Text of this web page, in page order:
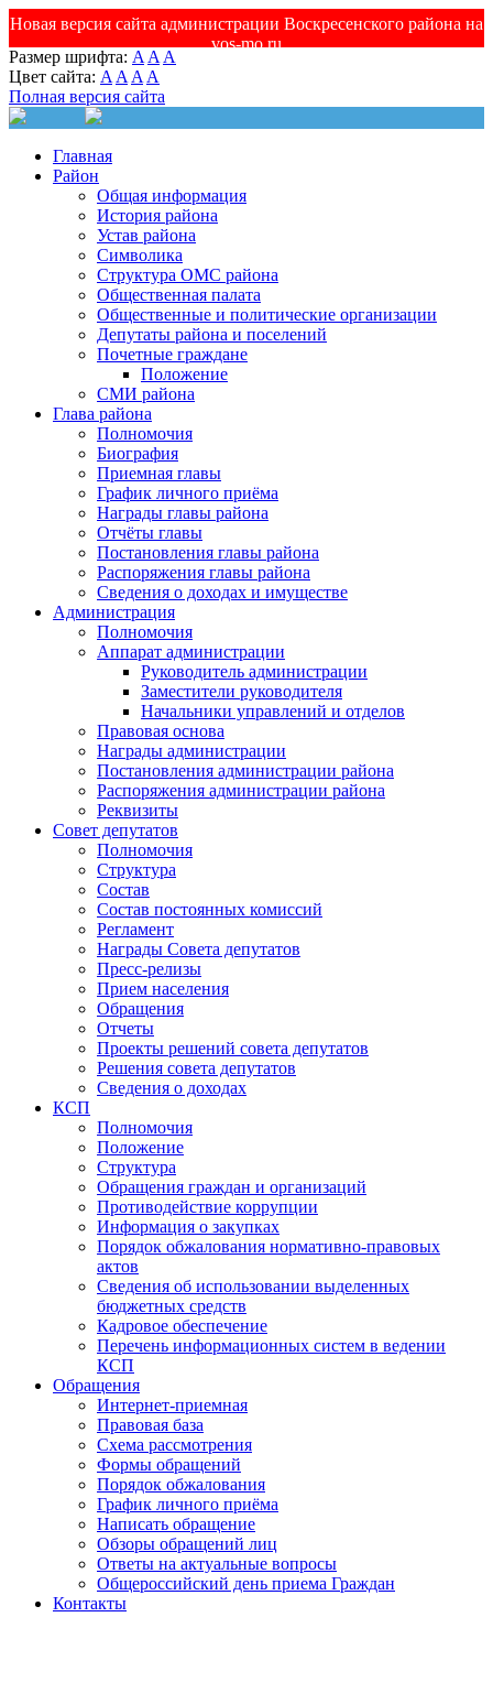
Новая версия сайта администрации Воскресенского района на
vos-mo.ru
Размер шрифта: A A A
Цвет сайта: A A A A
Полная версия сайта
Главная
Район
Общая информация
История района
Устав района
Символика
Структура ОМС района
Общественная палата
Общественные и политические организации
Депутаты района и поселений
Почетные граждане
Положение
СМИ района
Глава района
Полномочия
Биография
Приемная главы
График личного приёма
Награды главы района
Отчёты главы
Постановления главы района
Распоряжения главы района
Сведения о доходах и имуществе
Администрация
Полномочия
Аппарат администрации
Руководитель администрации
Заместители руководителя
Начальники управлений и отделов
Правовая основа
Награды администрации
Постановления администрации района
Распоряжения администрации района
Реквизиты
Совет депутатов
Полномочия
Структура
Состав
Состав постоянных комиссий
Регламент
Награды Совета депутатов
Пресс-релизы
Прием населения
Обращения
Отчеты
Проекты решений совета депутатов
Решения совета депутатов
Сведения о доходах
КСП
Полномочия
Положение
Структура
Обращения граждан и организаций
Противодействие коррупции
Информация о закупках
Порядок обжалования нормативно-правовых
актов
Сведения об использовании выделенных
бюджетных средств
Кадровое обеспечение
Перечень информационных систем в ведении
КСП
Обращения
Интернет-приемная
Правовая база
Схема рассмотрения
Формы обращений
Порядок обжалования
График личного приёма
Написать обращение
Обзоры обращений лиц
Ответы на актуальные вопросы
Общероссийский день приема Граждан
Контакты